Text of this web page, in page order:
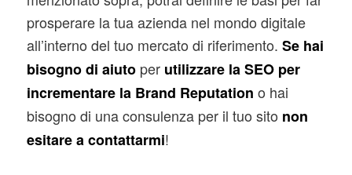
prosperare la tua azienda nel mondo digitale
all’interno del tuo mercato di riferimento. Se hai
bisogno di aiutoper utilizzare la SEO per
incrementare la Brand Reputation o hai
bisogno di una consulenza per il tuo sito non
esitare a contattarmi!